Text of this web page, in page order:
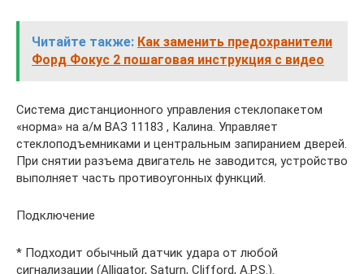
Читайте также: Как заменить предохранители
Форд Фокус 2 пошаговая инструкция с видео
Система дистанционного управления стеклопакетом
«норма» на а/м ВАЗ 11183 , Калина. Управляет
стеклоподъемниками и центральным запиранием дверей.
При снятии разъема двигатель не заводится, устройство
выполняет часть противоугонных функций.
Подключение
* Подходит обычный датчик удара от любой
сигнализации (Alligator, Saturn, Clifford, A.P.S.).